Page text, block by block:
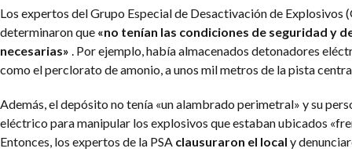
Los expertos del Grupo Especial de Desactivación de Explosivos
determinaron que «no tenían las condiciones de seguridad y
necesarias» . Por ejemplo, había almacenados detonadores
como el perclorato de amonio, a unos mil metros de la pista
Además, el depósito no tenía «un alambrado perimetral» y su
eléctrico para manipular los explosivos que estaban ubicados
Entonces, los expertos de la PSA clausuraron el local y